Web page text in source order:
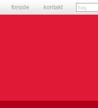
kontakt
forside